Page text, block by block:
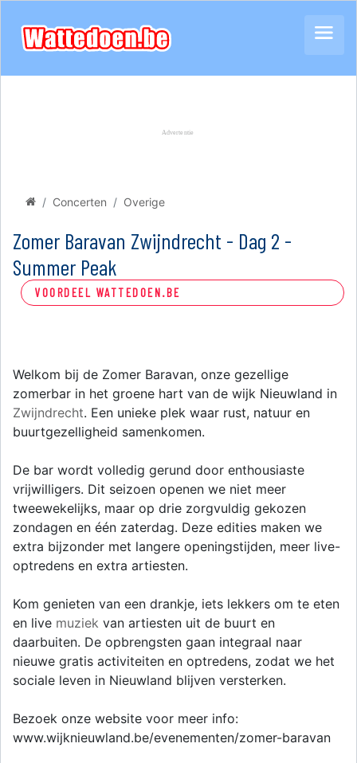
Concerten Overige
Zomer Baravan Zwijndrecht - Dag 2 -
Summer Peak
VOORDEEL WATTEDOEN.BE
Welkom bij de Zomer Baravan, onze gezellige
zomerbar in het groene hart van de wijk Nieuwland in
Zwijndrecht. Een unieke plek waar rust, natuur en
buurtgezelligheid samenkomen.
De bar wordt volledig gerund door enthousiaste
vrijwilligers. Dit seizoen openen we niet meer
tweewekelijks, maar op drie zorgvuldig gekozen
zondagen en één zaterdag. Deze edities maken we
extra bijzonder met langere openingstijden, meer live-
optredens en extra artiesten.
Kom genieten van een drankje, iets lekkers om te eten
en live muziek van artiesten uit de buurt en
daarbuiten. De opbrengsten gaan integraal naar
nieuwe gratis activiteiten en optredens, zodat we het
sociale leven in Nieuwland blijven versterken.
Bezoek onze website voor meer info:
www.wijknieuwland.be/evenementen/zomer-baravan